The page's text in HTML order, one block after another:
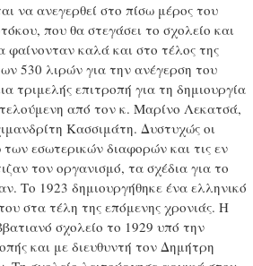
να ανεγερθεί στο πίσω μέρος του
που θα στεγάσει το σχολείο και
φαίνονταν καλά και στο τέλος της
530 λιρών για την ανέγερση του
τριμελής επιτροπή για τη δημιουργία
από τον κ. Μαρίνο Λεκατσά,
Κασσιμάτη. Δυστυχώς οι
εσωτερικών διαφορών και τις εν
τον οργανισμό, τα σχέδια για το
Το 1923 δημιουργήθηκε ένα ελληνικό
στα τέλη της επόμενης χρονιάς. Η
σχολείο το 1929 υπό την
και με διευθυντή τον Δημήτρη